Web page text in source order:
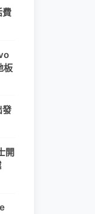
費
板
發
開